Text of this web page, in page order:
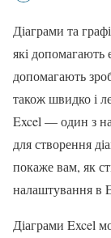
Діаграми та
які допомагають
допомагають
також швидко і
Excel — один з
для створення
покаже вам, як
налаштування в
Діаграми Excel